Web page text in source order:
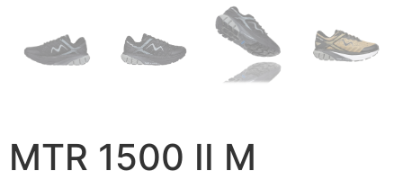
MTR 1500 II M